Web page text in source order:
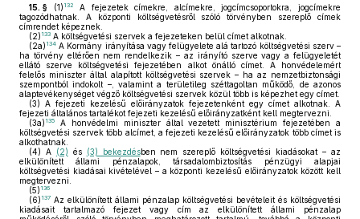
15. § (1) 132
A fejezetek címekre, alcímekre, jogcímcsoportokra, jogcímekre
tagozódhatnak. A központi költségvetésről szóló törvényben szereplő címek
címrendet képeznek.
(2) 133 A költségvetési szervek a fejezeteken belül címet alkotnak.
(2a) 134 A Kormány irányítása vagy felügyelete alá tartozó költségvetési szerv –
ha törvény eltérően nem rendelkezik – az irányító szerve vagy a felügyeletét
ellátó szerve költségvetési fejezetében alkot önálló címet. A honvédelemért
felelős miniszter által alapított költségvetési szervek – ha az nemzetbiztonsági
szempontból indokolt –, valamint a területileg széttagoltan működő, de azonos
alaptevékenységet végző költségvetési szervek közül több is képezhet egy címet.
(3) A fejezeti kezelésű előirányzatok fejezetenként egy címet alkotnak. A
fejezeti általános tartalékot fejezeti kezelésű előirányzatként kell megtervezni.
(3a) 135
A honvédelmi miniszter által vezetett minisztérium fejezetében a
költségvetési szervek több alcímet, a fejezeti kezelésű előirányzatok több címet is
alkothatnak.
(4) A (2) és (3) bekezdésben nem szereplő költségvetési kiadásokat – az
elkülönített állami pénzalapok, társadalombiztosítás pénzügyi alapjai
költségvetési kiadásai kivételével – a központi kezelésű előirányzatok között kell
megtervezni.
(5) 136
(6) 137 Az elkülönített állami pénzalap költségvetési bevételeit és költségvetési
kiadásait tartalmazó fejezet vagy cím az elkülönített állami pénzalap